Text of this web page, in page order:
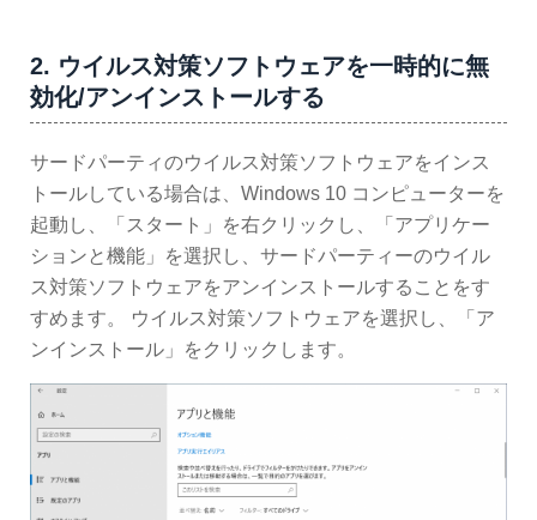
2. ウイルス対策ソフトウェアを一時的に無
効化/アンインストールする
サードパーティのウイルス対策ソフトウェアをインス
トールしている場合は、Windows 10 コンピューターを
起動し、「スタート」を右クリックし、「アプリケー
ションと機能」を選択し、サードパーティーのウイル
ス対策ソフトウェアをアンインストールすることをす
すめます。 ウイルス対策ソフトウェアを選択し、「ア
ンインストール」をクリックします。